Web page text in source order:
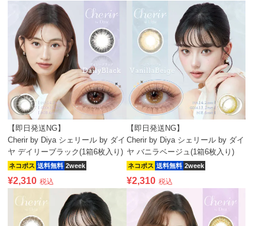
【即日発送NG】
Cherir by Diya シェリール by ダイ
ヤ デイリーブラック(1箱6枚入り)
ネコポス 送料無料 2week
¥2,310 税込
【即日発送NG】
Cherir by Diya シェリール by ダイ
ヤ バニラベージュ(1箱6枚入り)
ネコポス 送料無料 2week
¥2,310 税込